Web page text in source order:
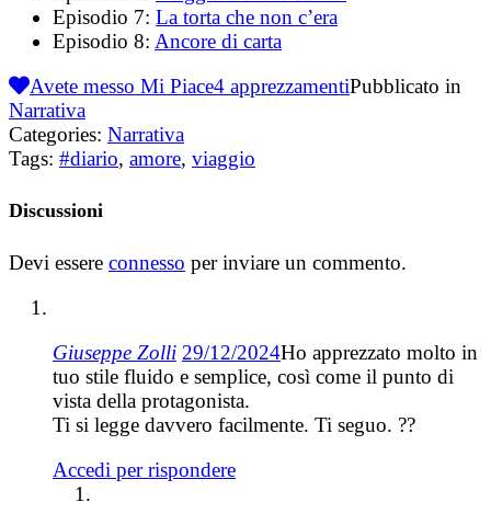
Episodio 7: La torta che non c’era
Episodio 8: Ancore di carta
Avete messo Mi Piace4 apprezzamentiPubblicato in
Narrativa
Categories: Narrativa
Tags: #diario, amore, viaggio
Discussioni
Devi essere connesso per inviare un commento.
Giuseppe Zolli 29/12/2024Ho apprezzato molto in
tuo stile fluido e semplice, così come il punto di
vista della protagonista.
Ti si legge davvero facilmente. Ti seguo. ??
Accedi per rispondere